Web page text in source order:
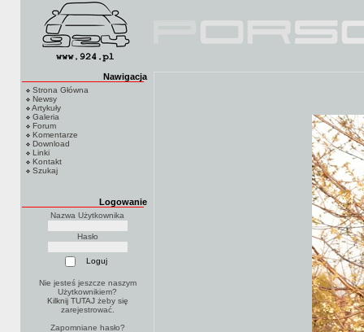
Nawigacja
Strona Główna
Newsy
Artykuły
Galeria
Forum
Komentarze
Download
Linki
Kontakt
Szukaj
Logowanie
Nazwa Użytkownika
Hasło
Nie jesteś jeszcze naszym
Użytkownikiem?
Kilknij TUTAJżeby się
zarejestrować.
Zapomniane hasło?